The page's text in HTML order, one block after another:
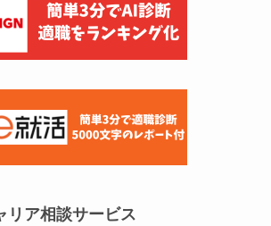
リア相談サービス